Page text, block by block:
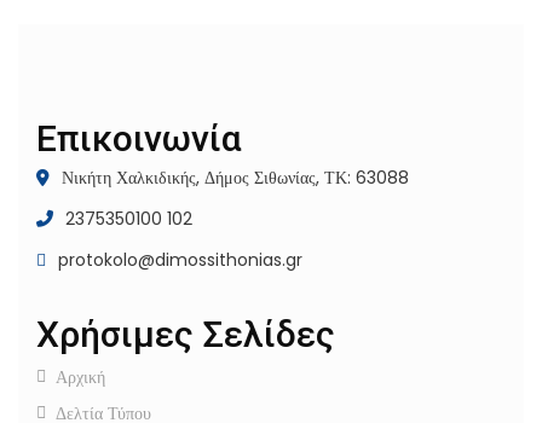
Επικοινωνία
Νικήτη Χαλκιδικής, Δήμος Σιθωνίας, ΤΚ: 63088
2375350100 102
protokolo@dimossithonias.gr
Χρήσιμες Σελίδες
Αρχική
Δελτία Τύπου